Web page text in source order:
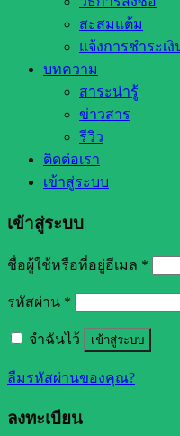
สะสมแต้ม
แจ้งการชำระเงิ
บทความ
สาระน่ารู้
ข่าวสาร
รีวิว
ติดต่อเรา
เข้าสู่ระบบ
เข้าสู่ระบบ
ชื่อผู้ใช้หรือที่อยู่อีเมล *
รหัสผ่าน *
จำฉันไว้ เข้าสู่ระบบ
ลืมรหัสผ่านของคุณ?
ลงทะเบียน